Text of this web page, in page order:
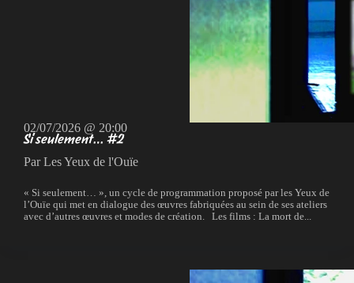
02/07/2026 @ 20:00
Si seulement… #2
Par Les Yeux de l'Ouïe
« Si seulement… », un cycle de programmation proposé par les Yeux de
l’Ouïe qui met en dialogue des œuvres fabriquées au sein de ses ateliers
avec d’autres œuvres et modes de création. Les films : La mort de...